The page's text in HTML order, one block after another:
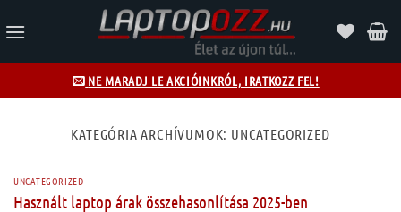
to
NE MARADJ LE AKCIÓINKRÓL, IRATKOZZ FEL!
KATEGÓRIA ARCHÍVUMOK: UNCATEGORIZED
UNCATEGORIZED
Használt laptop árak összehasonlítása 2025-ben